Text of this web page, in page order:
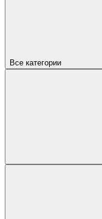
Все категории